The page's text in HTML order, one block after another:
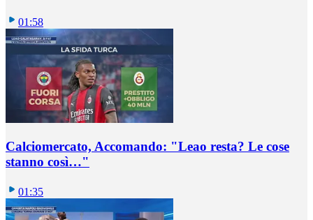
01:58
Calciomercato, Accomando: "Leao resta? Le cose
stanno così…"
01:35